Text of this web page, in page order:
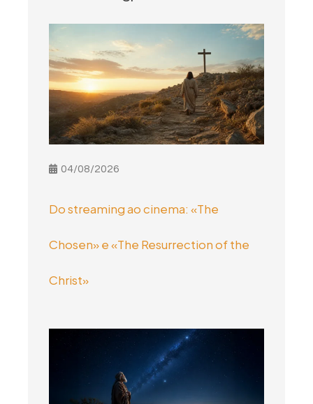
04/08/2026
Do streaming ao cinema: «The
Chosen» e «The Resurrection of the
Christ»